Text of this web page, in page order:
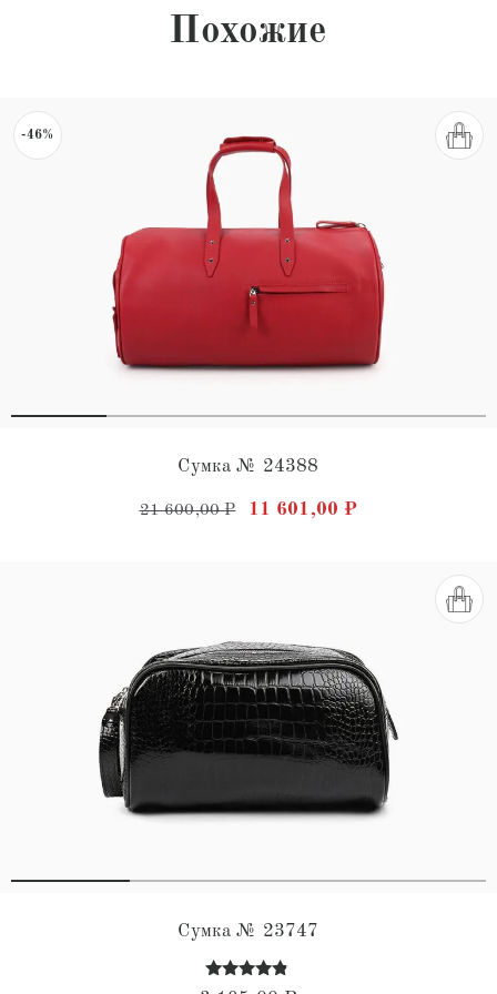
Похожие
-46%
Сумка № 24388
21 600,00₽ Первоначальная цена
11 601,00 ₽Текущая цена:
Сумка № 23747